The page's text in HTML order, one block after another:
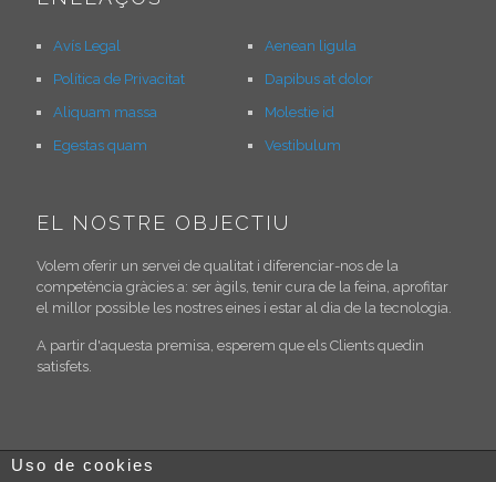
Avís Legal
Política de Privacitat
Aliquam massa
Egestas quam
Aenean ligula
Dapibus at dolor
Molestie id
Vestibulum
EL NOSTRE OBJECTIU
Volem oferir un servei de qualitat i diferenciar-nos de la
competència gràcies a: ser àgils, tenir cura de la feina, aprofitar
el millor possible les nostres eines i estar al dia de la tecnologia.
A partir d'aquesta premisa, esperem que els Clients quedin
satisfets.
Uso de cookies